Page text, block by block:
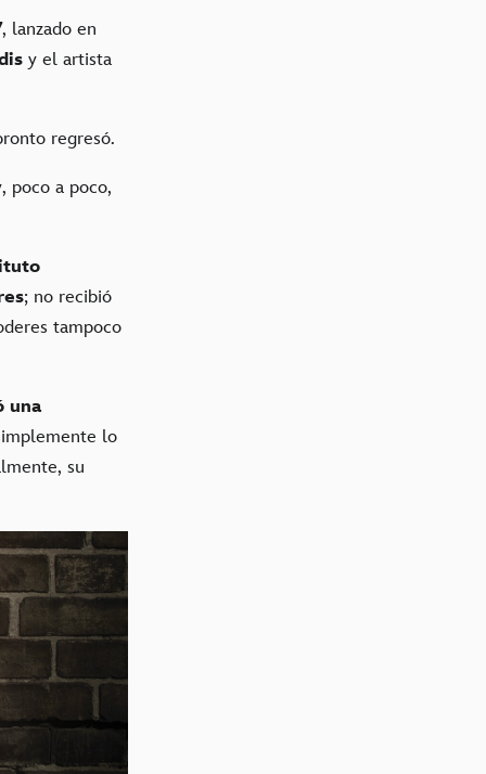
, lanzado en
y el artista
regresó.
poco a poco,
; no recibió
tampoco
una
lo
su